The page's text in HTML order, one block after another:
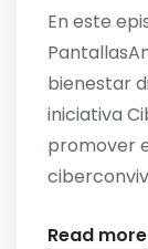
En este
bienestar
iniciativa
promover
Read more